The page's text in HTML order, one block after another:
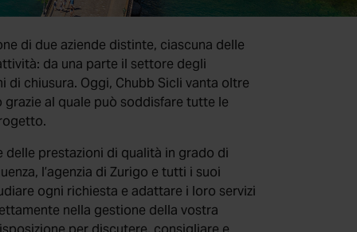
di due aziende distinte, ciascuna delle
da una parte il settore degli
di chiusura. Oggi, Chubb Sicli vanta oltre
grazie al quale può soddisfare tutte le
delle prestazioni di qualità in grado di
l’agenzia di Zurigo e tutti i suoi
ogni richiesta e adattare i loro servizi
nella gestione della vostra